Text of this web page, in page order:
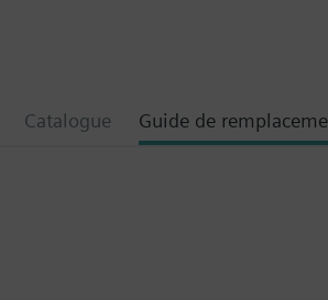
Catalogue Guide de